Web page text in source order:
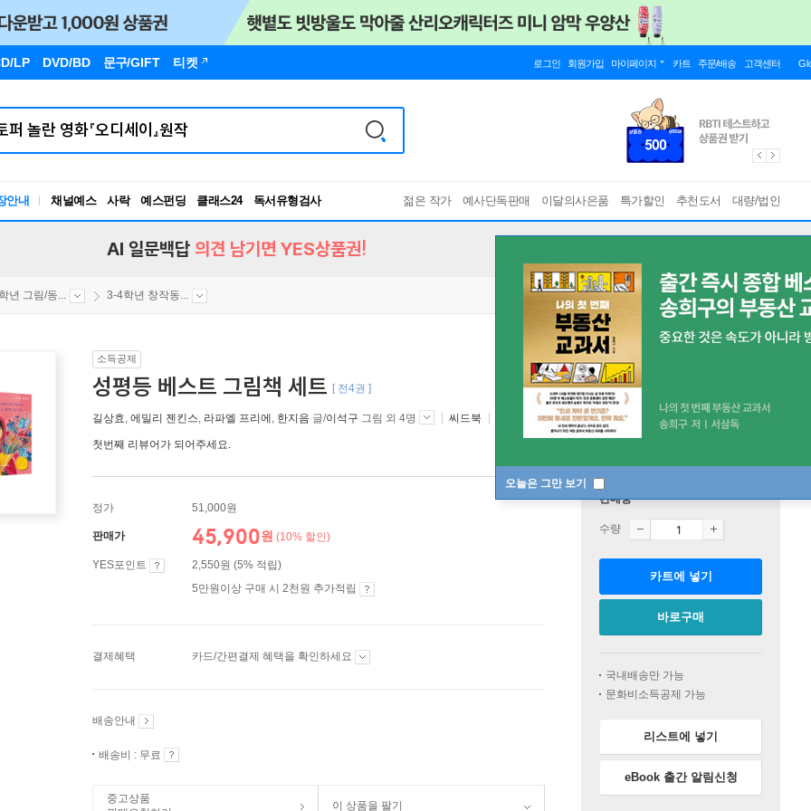
LP DVD/BD 문구/GIFT 티켓 로그인 회원가입 마이페이지 카트 주문/배송 고객센터
안내 채널예스 사락 예스펀딩 클래스24
독서유형검사
RBTI Lab
젊은 작가 예사단독판매 이달의사은품 특가할인 추천도서 대량/법인
오늘은 그만 보기
AI 일문백답 의견 남기면 YES상품권!
년 그림/동... 3-4학년 창작동...
소득공제
성평등 베스트 그림책 세트 [ 전4권 ]
길상효, 에밀리 젠킨스, 라파엘 프리에 , 한지음 글/이석구 그림 외 4명 씨드북 2026년 02월 20일
첫번째 리뷰어가 되어주세요.
정가 51,000원
판매가 45,900원 (10% 할인)
YES포인트
2,550원 (5% 적립)
5만원이상 구매 시 2천원 추가적립
결제혜택 카드/간편결제 혜택을 확인하세요
배송안내
배송비 : 무료
중고상품
이 상품을 팔기
판매중
수량
카트에 넣기
바로구매
국내배송만 가능
문화비소득공제 가능
리스트에 넣기
eBook 출간 알림신청